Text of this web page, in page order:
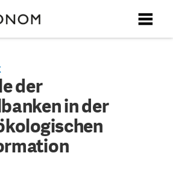
X
ARTIKEL
FEATURES
X
informiert Sie über unsere
X
X
der
in der
X
der
in der